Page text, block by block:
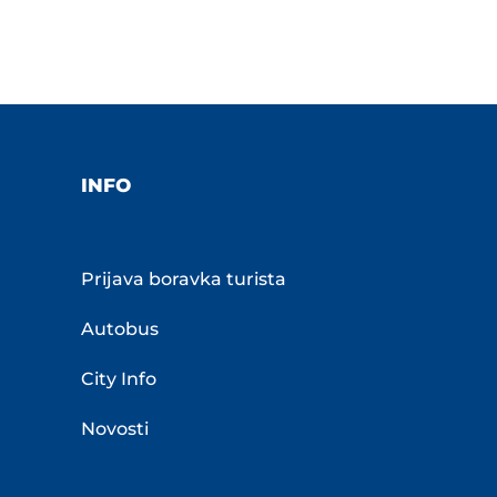
INFO
Prijava boravka turista
Autobus
City Info
Novosti